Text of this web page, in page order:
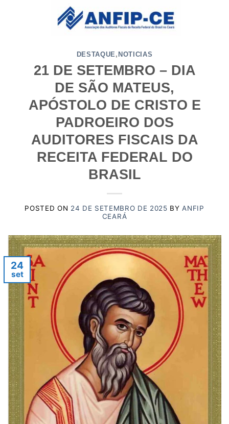
DESTAQUE, NOTICIAS
21 DE SETEMBRO – DIA
DE SÃO MATEUS,
APÓSTOLO DE CRISTO E
PADROEIRO DOS
AUDITORES FISCAIS DA
RECEITA FEDERAL DO
BRASIL
POSTED ON 24 DE SETEMBRO DE 2025 BYANFIP
CEARÁ
24
set